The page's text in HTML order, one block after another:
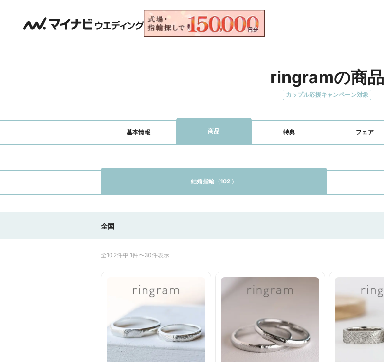
ringramの商品
カップル応援キャンペーン対象
基本情報 商品 特典 フェア
結婚指輪（102）
全国
全102件中 1件〜30件表示